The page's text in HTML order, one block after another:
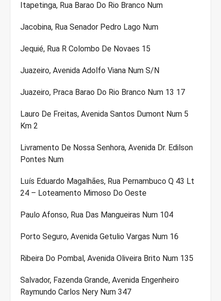
Itapetinga, Rua Barao Do Rio Branco Num
Jacobina, Rua Senador Pedro Lago Num
Jequié, Rua R Colombo De Novaes 15
Juazeiro, Avenida Adolfo Viana Num S/N
Juazeiro, Praca Barao Do Rio Branco Num 13 17
Lauro De Freitas, Avenida Santos Dumont Num 5
Km 2
Livramento De Nossa Senhora, Avenida Dr. Edilson
Pontes Num
Luís Eduardo Magalhães, Rua Pernambuco Q 43 Lt
24 – Loteamento Mimoso Do Oeste
Paulo Afonso, Rua Das Mangueiras Num 104
Porto Seguro, Avenida Getulio Vargas Num 16
Ribeira Do Pombal, Avenida Oliveira Brito Num 135
Salvador, Fazenda Grande, Avenida Engenheiro
Raymundo Carlos Nery Num 347